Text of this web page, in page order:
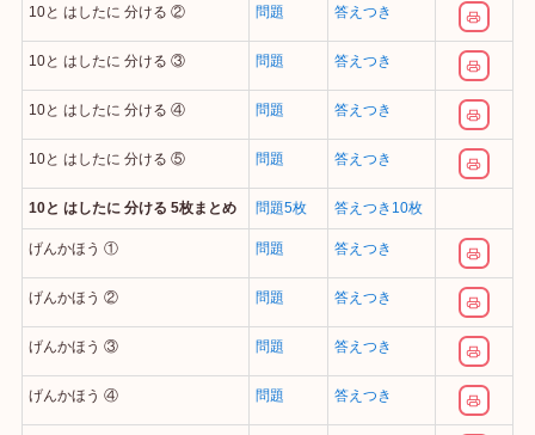
10と はしたに 分ける ② 問題 答えつき
10と はしたに 分ける ③ 問題 答えつき
10と はしたに 分ける ④ 問題 答えつき
10と はしたに 分ける ⑤ 問題 答えつき
10と はしたに 分ける 5枚まとめ 問題5枚 答えつき10枚
げんかほう ① 問題 答えつき
げんかほう ② 問題 答えつき
げんかほう ③ 問題 答えつき
げんかほう ④ 問題 答えつき